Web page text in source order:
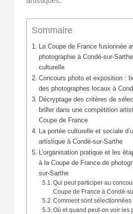
Sommaire
La Coupe de France fusionnée
photographie à Condé-sur-
culturelle
Concours photo et exposition :
des photographes locaux à
Décryptage des critères de
briller dans une compétition
Coupe de France
La portée culturelle et sociale
artistique à Condé-sur-Sarthe
L’organisation pratique et les
à la Coupe de France de
sur-Sarthe
Qui peut participer au
Coupe de France à Condé-
Comment sont
Où et quand peut-on voir les